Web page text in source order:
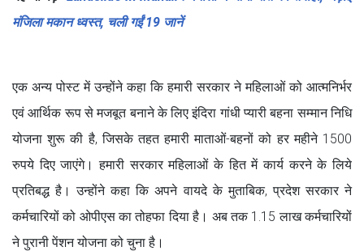
मंजिला मकान ध्वस्त, चली गईं 19 जानें
एक अन्य पोस्ट में उन्होंने कहा कि हमारी सरकार ने महिलाओं को आत्मनिर्भर
एवं आर्थिक रूप से मजबूत बनाने के लिए इंदिरा गांधी प्यारी बहना सम्मान निधि
योजना शुरू की है, जिसके तहत हमारी माताओं-बहनों को हर महीने 1500
रुपये दिए जाएंगे। हमारी सरकार महिलाओं के हित में कार्य करने के लिये
प्रतिबद्ध है। उन्होंने कहा कि अपने वायदे के मुताबिक, प्रदेश सरकार ने
कर्मचारियों को ओपीएस का तोहफा दिया है। अब तक 1.15 लाख कर्मचारियों
ने पुरानी पेंशन योजना को चुना है।